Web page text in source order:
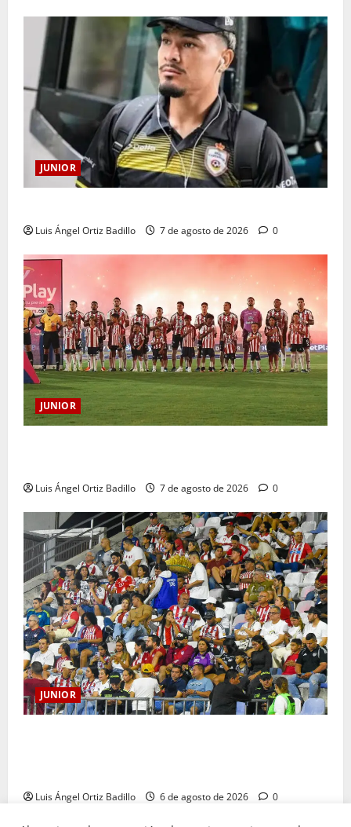
JUNIOR
Luis Ángel Ortiz Badillo 7 de agosto de 2026 0
JUNIOR
Luis Ángel Ortiz Badillo 7 de agosto de 2026 0
JUNIOR
Luis Ángel Ortiz Badillo 6 de agosto de 2026 0